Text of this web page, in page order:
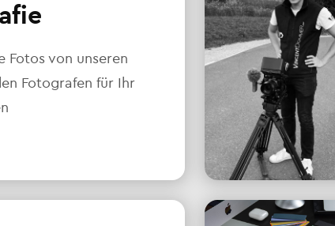
Fotos von unseren
Fotografen für Ihr